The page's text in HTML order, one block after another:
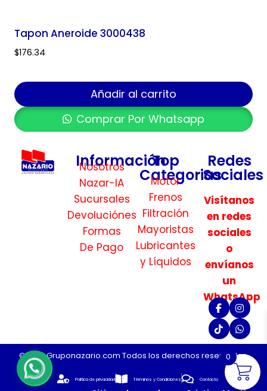
Tapon Aneroide 3000438
$176.34
Añadir al carrito
Comprar Por Whatsapp
Información
Nosotros
Nazar-IA
Sucursales
Devoluciónes
Formas
De Pago
Top
Categorias
Motor
Frenos
Filtración
Mayoristas
Lubricantes
y Líquidos
Redes
Sociales
Visítanos
en redes
sociales
o
envíanos
un
WhatsApp
©2026 Gruponazario.com Todos los derechos reservados.
Politica de privacidad Términos y Condiciones Contacto
0